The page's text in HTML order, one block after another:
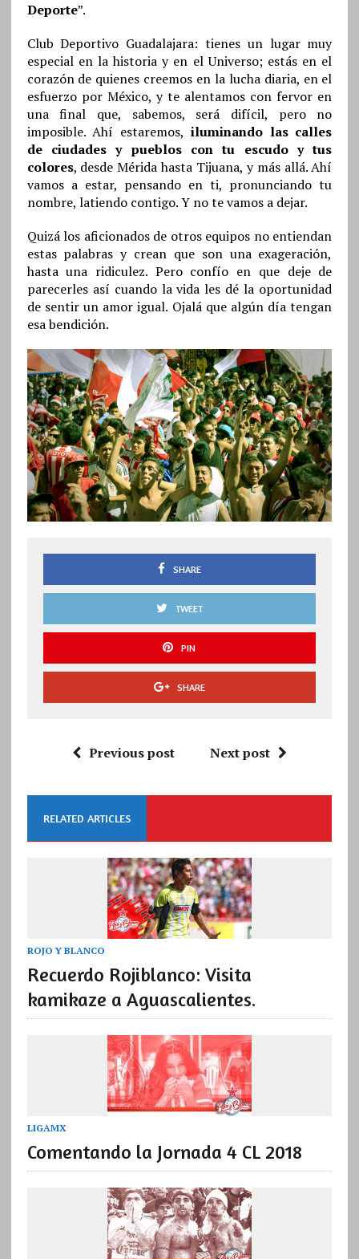
Deporte”.
Club Deportivo Guadalajara: tienes un lugar muy
especial en la historia y en el Universo; estás en el
corazón de quienes creemos en la lucha diaria, en el
esfuerzo por México, y te alentamos con fervor en
una final que, sabemos, será difícil, pero no
imposible. Ahí estaremos, iluminando las calles
de ciudades y pueblos con tu escudo y tus
colores, desde Mérida hasta Tijuana, y más allá. Ahí
vamos a estar, pensando en ti, pronunciando tu
nombre, latiendo contigo. Y no te vamos a dejar.
Quizá los aficionados de otros equipos no entiendan
estas palabras y crean que son una exageración,
hasta una ridiculez. Pero confío en que deje de
parecerles así cuando la vida les dé la oportunidad
de sentir un amor igual. Ojalá que algún día tengan
esa bendición.
SHARE
TWEET
PIN
SHARE
Previous post Next post
RELATED ARTICLES
ROJO Y BLANCO
Recuerdo Rojiblanco: Visita
kamikaze a Aguascalientes.
LIGAMX
Comentando la Jornada 4 CL 2018